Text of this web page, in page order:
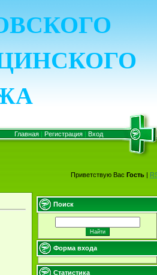
Главная| Регистрация| Вход
Приветствую Вас Гость|
Поиск
Форма входа
Статистика